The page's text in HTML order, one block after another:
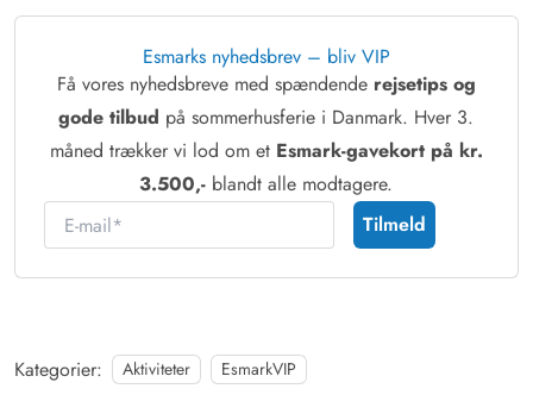
Esmarks nyhedsbrev – bliv VIP
Få vores nyhedsbreve med spændende rejsetips og
gode tilbud på sommerhusferie i Danmark. Hver 3.
måned trækker vi lod om et Esmark-gavekort på kr.
3.500,- blandt alle modtagere.
E-mail
Tilmeld
Kategorier: Aktiviteter EsmarkVIP